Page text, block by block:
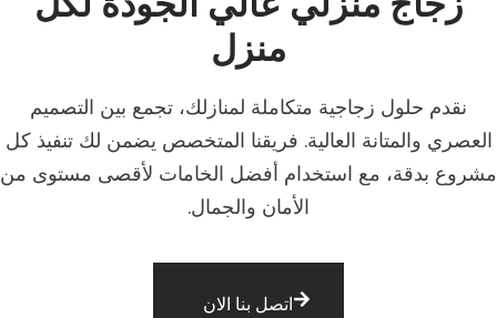
منزل
نقدم حلول زجاجية متكاملة لمنازلك، تجمع بين التصميم
العصري والمتانة العالية. فريقنا المتخصص يضمن لك تنفيذ كل
مشروع بدقة، مع استخدام أفضل الخامات لأقصى مستوى من
الأمان والجمال.
اتصل بنا الان